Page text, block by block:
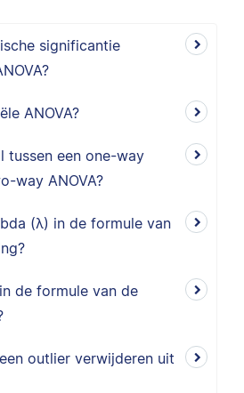
significantie
ANOVA?
tussen een one-way
way ANOVA?
(λ) in de formule van
de formule van de
outlier verwijderen uit